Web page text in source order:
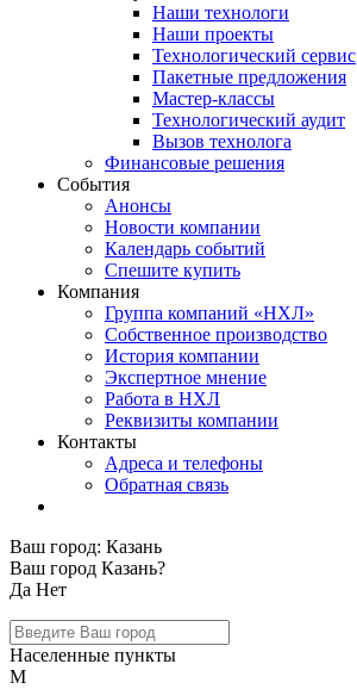
Наши технологи
Наши проекты
Технологический сервис
Пакетные предложения
Мастер-классы
Технологический аудит
Вызов технолога
Финансовые решения
События
Анонсы
Новости компании
Календарь событий
Спешите купить
Компания
Группа компаний «НХЛ»
Собственное производство
История компании
Экспертное мнение
Работа в НХЛ
Реквизиты компании
Контакты
Адреса и телефоны
Обратная связь
Ваш город: Казань
Ваш город Казань?
Да Нет
Населенные пункты
М